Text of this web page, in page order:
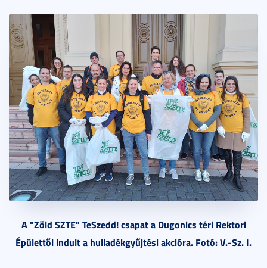
A "Zöld SZTE" TeSzedd! csapat a Dugonics téri Rektori
Épülettől indult a hulladékgyűjtési akcióra. Fotó: V.-Sz. I.